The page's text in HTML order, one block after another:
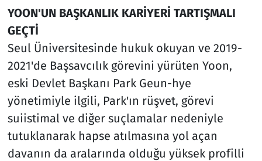
YOON'UN BAŞKANLIK KARİYERİ TARTIŞMALI
GEÇTİ
Seul Üniversitesinde hukuk okuyan ve 2019-
2021'de Başsavcılık görevini yürüten Yoon,
eski Devlet Başkanı Park Geun-hye
yönetimiyle ilgili, Park'ın rüşvet, görevi
suiistimal ve diğer suçlamalar nedeniyle
tutuklanarak hapse atılmasına yol açan
davanın da aralarında olduğu yüksek profilli